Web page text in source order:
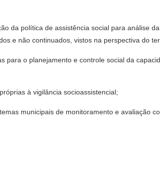
da política de assistência social para análise
e não continuados, vistos na perspectiva do
para o planejamento e controle social da
à vigilância socioassistencial;
municipais de monitoramento e avaliação